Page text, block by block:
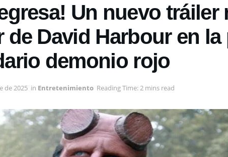
Un nuevo tráiler
de David Harbour en la
demonio rojo
de 2025 in Entretenimiento Reading Time: 2 mins read